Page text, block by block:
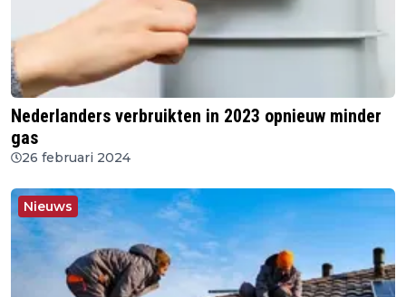
Nederlanders verbruikten in 2023 opnieuw minder
gas
26 februari 2024
Nieuws